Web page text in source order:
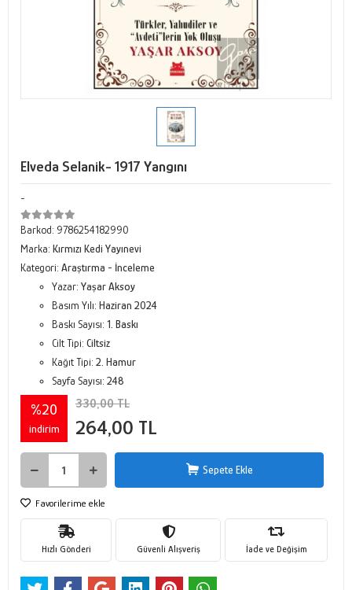
Elveda Selanik- 1917 Yangını
-
Barkod: 9786254182990
Marka: Kırmızı Kedi Yayınevi
Kategori: Araştırma - İnceleme
Yazar: Yaşar Aksoy
Basım Yılı: Haziran 2024
Baskı Sayısı: 1. Baskı
Cilt Tipi: Ciltsiz
Kağıt Tipi: 2. Hamur
Sayfa Sayısı: 248
%20
indirim
330,00 TL
264,00 TL
Sepete Ekle
Favorilerime ekle
Hızlı Gönderi Güvenli Alışveriş İade ve Değişim